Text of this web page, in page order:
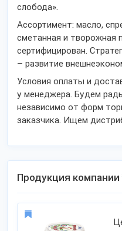
слобода».
Ассортимент: масло,
сметанная и творожная
сертифицирован.
– развитие
Условия оплаты и
у менеджера. Будем
независимо от форм
заказчика. Ищем
Продукция компании